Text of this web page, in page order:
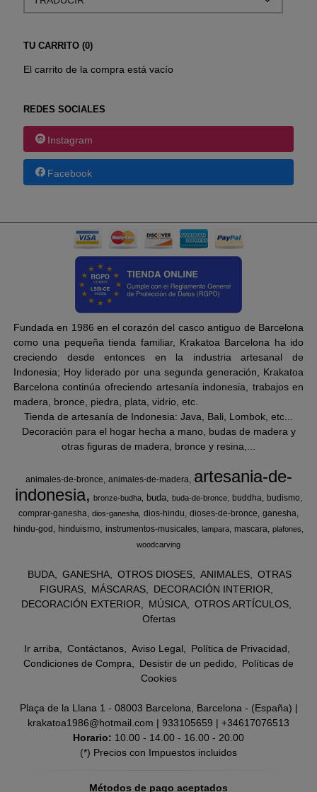
TU CARRITO (0)
El carrito de la compra está vacío
REDES SOCIALES
Instagram
Facebook
Fundada en 1986 en el corazón del casco antiguo de Barcelona
como una pequeña tienda familiar, Krakatoa Barcelona ha ido
creciendo desde entonces en la industria artesanal de
Indonesia; Hoy liderado por una segunda generación, Krakatoa
Barcelona continúa ofreciendo artesanía indonesia, trabajos en
madera, bronce, piedra, plata, vidrio, etc.
Tienda de artesanía de Indonesia: Java, Bali, Lombok, etc...
Decoración para el hogar hecha a mano, budas de madera y
otras figuras de madera, bronce y resina,...
animales-de-bronce animales-de-madera
artesania-de-
indonesia
bronze-budha buda buda-de-bronce buddha
budismo
comprar-ganesha dios-ganesha dios-hindu dioses-de-bronce ganesha
hindu-god
hinduismo instrumentos-musicales lampara mascara plafones
woodcarving
BUDA GANESHA OTROS DIOSES ANIMALES
OTRAS
FIGURAS
MÁSCARAS
DECORACIÓN INTERIOR
DECORACIÓN EXTERIOR
MÚSICA
OTROS ARTÍCULOS
Ofertas
Ir arriba Contáctanos Aviso Legal
Política de Privacidad
Condiciones de Compra
Desistir de un pedido
Políticas de
Cookies
Plaça de la Llana 1 - 08003 Barcelona, Barcelona - (España) |
krakatoa1986@hotmail.com | 933105659 | +34617076513
Horario: 10.00 - 14.00 - 16.00 - 20.00
(*) Precios con Impuestos incluidos
Métodos de pago aceptados